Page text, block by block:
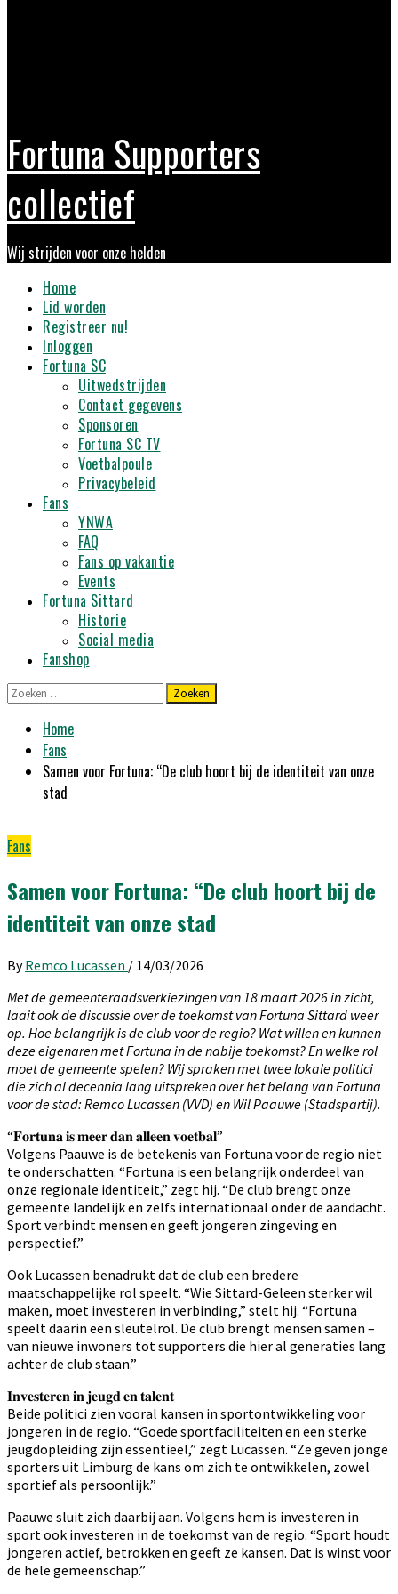
Fortuna Supporters
collectief
Wij strijden voor onze helden
Primary
Menu
Home
Lid worden
Registreer nu!
Inloggen
Fortuna SC
Uitwedstrijden
Contact gegevens
Sponsoren
Fortuna SC TV
Voetbalpoule
Privacybeleid
Fans
YNWA
FAQ
Fans op vakantie
Events
Fortuna Sittard
Historie
Social media
Fanshop
Zoeken
naar:
Home
Fans
Samen voor Fortuna: “De club hoort bij de identiteit van onze
stad
Fans
Samen voor Fortuna: “De club hoort bij de
identiteit van onze stad
By Remco Lucassen / 14/03/2026
Met de gemeenteraadsverkiezingen van 18 maart 2026 in zicht,
laait ook de discussie over de toekomst van Fortuna Sittard weer
op. Hoe belangrijk is de club voor de regio? Wat willen en kunnen
deze eigenaren met Fortuna in de nabije toekomst? En welke rol
moet de gemeente spelen? Wij spraken met twee lokale politici
die zich al decennia lang uitspreken over het belang van Fortuna
voor de stad: Remco Lucassen (VVD) en Wil Paauwe (Stadspartij).
“𝐅𝐨𝐫𝐭𝐮𝐧𝐚 𝐢𝐬 𝐦𝐞𝐞𝐫 𝐝𝐚𝐧 𝐚𝐥𝐥𝐞𝐞𝐧 𝐯𝐨𝐞𝐭𝐛𝐚𝐥”
Volgens Paauwe is de betekenis van Fortuna voor de regio niet
te onderschatten. “Fortuna is een belangrijk onderdeel van
onze regionale identiteit,” zegt hij. “De club brengt onze
gemeente landelijk en zelfs internationaal onder de aandacht.
Sport verbindt mensen en geeft jongeren zingeving en
perspectief.”
Ook Lucassen benadrukt dat de club een bredere
maatschappelijke rol speelt. “Wie Sittard-Geleen sterker wil
maken, moet investeren in verbinding,” stelt hij. “Fortuna
speelt daarin een sleutelrol. De club brengt mensen samen –
van nieuwe inwoners tot supporters die hier al generaties lang
achter de club staan.”
𝐈𝐧𝐯𝐞𝐬𝐭𝐞𝐫𝐞𝐧 𝐢𝐧 𝐣𝐞𝐮𝐠𝐝 𝐞𝐧 𝐭𝐚𝐥𝐞𝐧𝐭
Beide politici zien vooral kansen in sportontwikkeling voor
jongeren in de regio. “Goede sportfaciliteiten en een sterke
jeugdopleiding zijn essentieel,” zegt Lucassen. “Ze geven jonge
sporters uit Limburg de kans om zich te ontwikkelen, zowel
sportief als persoonlijk.”
Paauwe sluit zich daarbij aan. Volgens hem is investeren in
sport ook investeren in de toekomst van de regio. “Sport houdt
jongeren actief, betrokken en geeft ze kansen. Dat is winst voor
de hele gemeenschap.”